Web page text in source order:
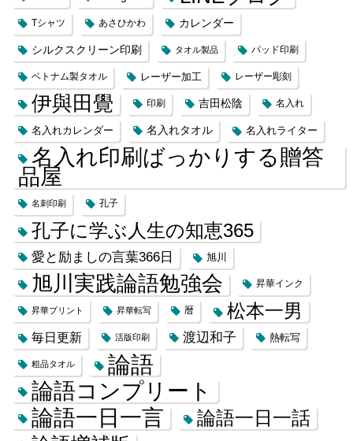
Tシャツ あさひかわ カレンダー
シルクスクリーン印刷 タオル製品 パッド印刷
ベトナム製タオル レーザー加工 レーザー彫刻
伊與田覺 印刷 吉田松陰 名入れ
名入れカレンダー 名入れタオル 名入れライター
名入れ印刷ばっかりする贈答
品屋
名刺印刷 孔子
孔子に学ぶ人生の知恵365
愛と励ましの言葉366日 旭川
旭川実践論語勉強会 昇華インク
昇華プリント 昇華転写 暦 松本一男
毎日更新 活版印刷 渡辺和子 熱転写
粗品タオル 論語
論語コンプリート
論語一日一言
論語一日一話